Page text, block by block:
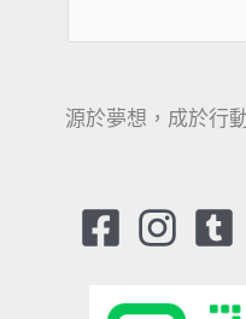
源於夢想，成於行